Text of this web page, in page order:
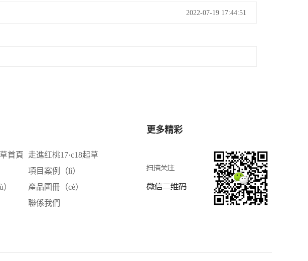
2022-07-19 17:44:51
首頁
走進红桃17·c18起草
項目案例（lì）
產品圖冊（cè）
聯係我們
更多精彩